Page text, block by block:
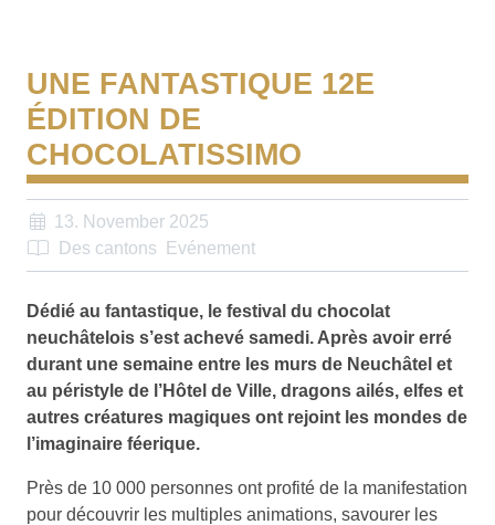
UNE FANTASTIQUE 12E
ÉDITION DE
CHOCOLATISSIMO
13. November 2025
Des cantons
Evénement
Dédié au fantastique, le festival du chocolat
neuchâtelois s’est achevé samedi. Après avoir erré
durant une semaine entre les murs de Neuchâtel et
au péristyle de l’Hôtel de Ville, dragons ailés, elfes et
autres créatures magiques ont rejoint les mondes de
l’imaginaire féerique.
Près de 10 000 personnes ont profité de la manifestation
pour découvrir les multiples animations, savourer les